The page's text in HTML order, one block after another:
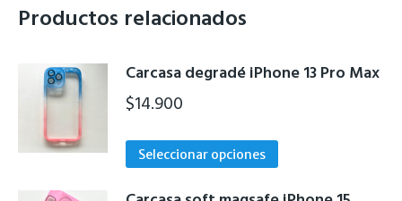
Productos relacionados
Carcasa degradé iPhone 13 Pro Max
$14.900
Seleccionar opciones
Este
producto